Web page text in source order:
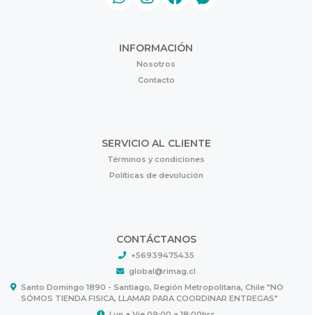
INFORMACIÓN
Nosotros
Contacto
SERVICIO AL CLIENTE
Términos y condiciones
Políticas de devolución
CONTÁCTANOS
+56939475435
global@rimag.cl
Santo Domingo 1890 - Santiago, Región Metropolitana, Chile "NO
SÓMOS TIENDA FISICA, LLAMAR PARA COORDINAR ENTREGAS"